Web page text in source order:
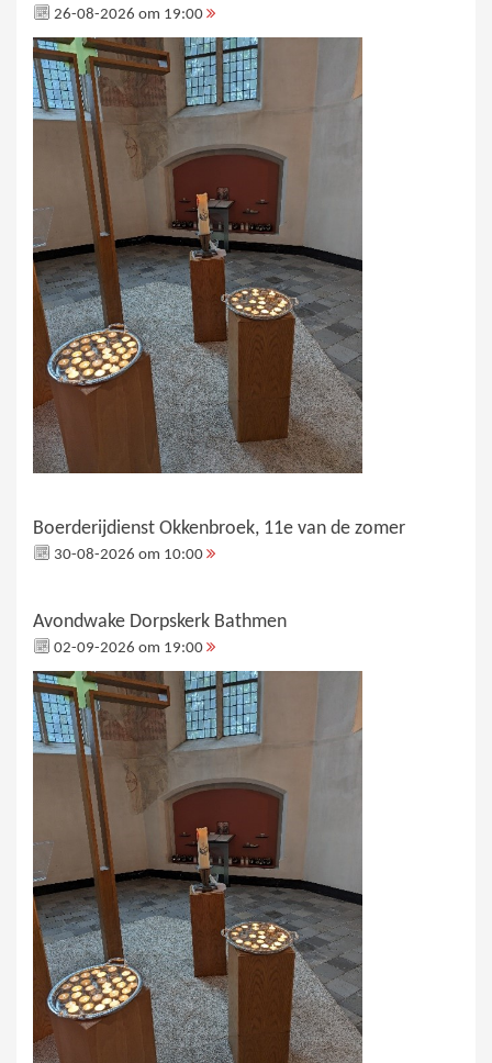
26-08-2026 om 19:00
Boerderijdienst Okkenbroek, 11e van de zomer
30-08-2026 om 10:00
Avondwake Dorpskerk Bathmen
02-09-2026 om 19:00